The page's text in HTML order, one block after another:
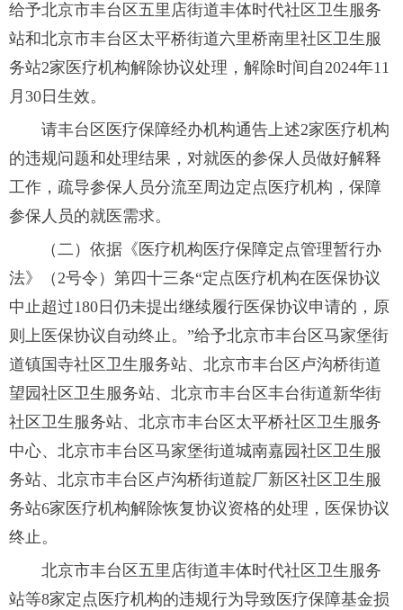
给予北京市丰台区五里店街道丰体时代社区卫生服务
站和北京市丰台区太平桥街道六里桥南里社区卫生服
务站2家医疗机构解除协议处理，解除时间自2024年11
月30日生效。
请丰台区医疗保障经办机构通告上述2家医疗机构
的违规问题和处理结果，对就医的参保人员做好解释
工作，疏导参保人员分流至周边定点医疗机构，保障
参保人员的就医需求。
（二）依据《医疗机构医疗保障定点管理暂行办
法》（2号令）第四十三条“定点医疗机构在医保协议
中止超过180日仍未提出继续履行医保协议申请的，原
则上医保协议自动终止。”给予北京市丰台区马家堡街
道镇国寺社区卫生服务站、北京市丰台区卢沟桥街道
望园社区卫生服务站、北京市丰台区丰台街道新华街
社区卫生服务站、北京市丰台区太平桥社区卫生服务
中心、北京市丰台区马家堡街道城南嘉园社区卫生服
务站、北京市丰台区卢沟桥街道靛厂新区社区卫生服
务站6家医疗机构解除恢复协议资格的处理，医保协议
终止。
北京市丰台区五里店街道丰体时代社区卫生服务
站等8家定点医疗机构的违规行为导致医疗保障基金损